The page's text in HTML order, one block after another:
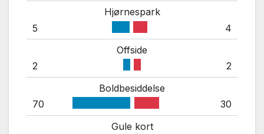
Hjørnespark
5
4
Offside
2
2
Boldbesiddelse
70
30
Gule kort